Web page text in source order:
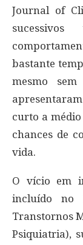
Journal of
bastante
mesmo
curto a
chances de
vida.
O vício em
incluído no
Transtornos
Psiquiatria),